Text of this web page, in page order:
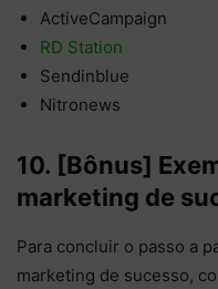
ActiveCampaign
RD Station
Sendinblue
Nitronews
10. [Bônus]
marketing de
Para concluir o passo a
marketing de sucesso,